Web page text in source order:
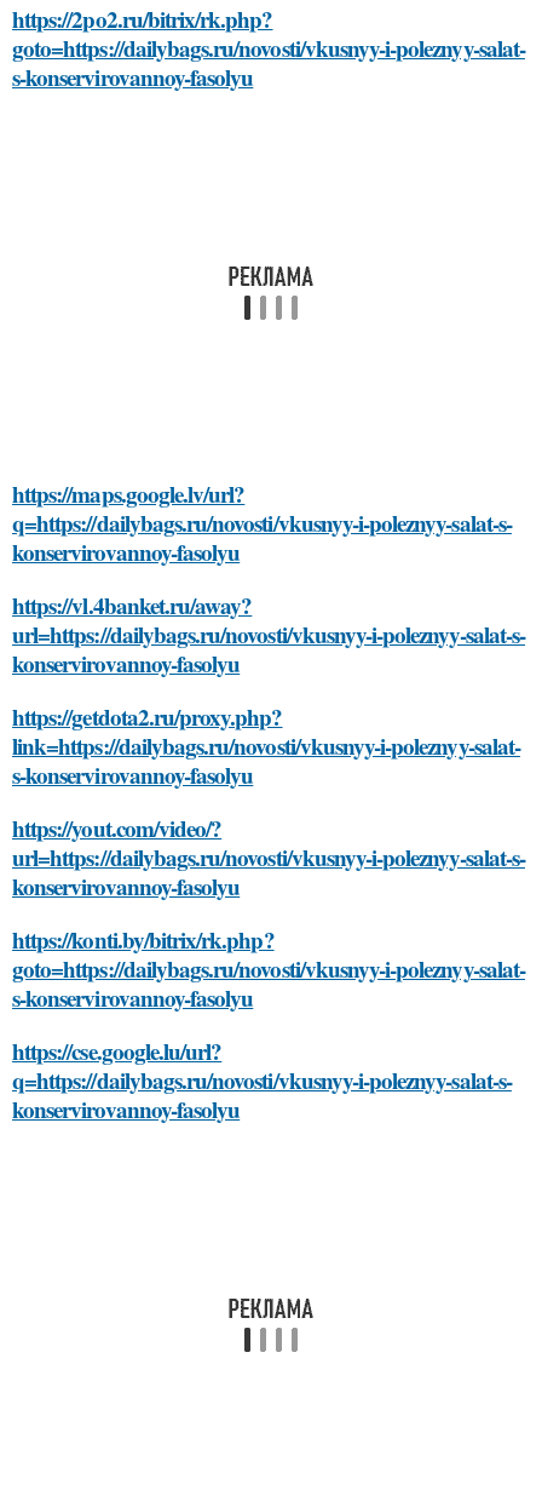
https://2po2.ru/bitrix/rk.php?
goto=https://dailybags.ru/novosti/vkusnyy-i-poleznyy-salat-
s-konservirovannoy-fasolyu
https://maps.google.lv/url?
q=https://dailybags.ru/novosti/vkusnyy-i-poleznyy-salat-s-
konservirovannoy-fasolyu
https://vl.4banket.ru/away?
url=https://dailybags.ru/novosti/vkusnyy-i-poleznyy-salat-s-
konservirovannoy-fasolyu
https://getdota2.ru/proxy.php?
link=https://dailybags.ru/novosti/vkusnyy-i-poleznyy-salat-
s-konservirovannoy-fasolyu
https://yout.com/video/?
url=https://dailybags.ru/novosti/vkusnyy-i-poleznyy-salat-s-
konservirovannoy-fasolyu
https://konti.by/bitrix/rk.php?
goto=https://dailybags.ru/novosti/vkusnyy-i-poleznyy-salat-
s-konservirovannoy-fasolyu
https://cse.google.lu/url?
q=https://dailybags.ru/novosti/vkusnyy-i-poleznyy-salat-s-
konservirovannoy-fasolyu